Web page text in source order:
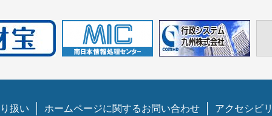
扱い ホームページに関するお問い合わせ アクセシビ